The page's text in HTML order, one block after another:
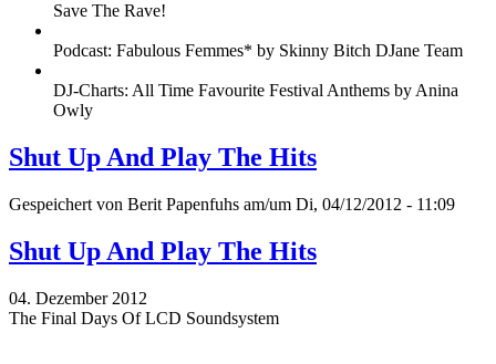
Save The Rave!
Podcast: Fabulous Femmes* by Skinny Bitch DJane Team
DJ-Charts: All Time Favourite Festival Anthems by Anina
Owly
Shut Up And Play The Hits
Gespeichert von Berit Papenfuhs am/um Di, 04/12/2012 - 11:09
Shut Up And Play The Hits
04. Dezember 2012
The Final Days Of LCD Soundsystem